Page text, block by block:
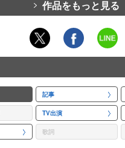
作品をもっと見る
記事
TV出演
歌詞